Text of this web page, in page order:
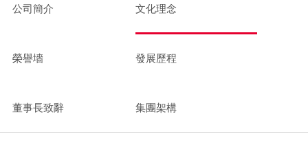
聯系我們
公司簡介 文化理念
榮譽墻 發展歷程
董事長致辭 集團架構